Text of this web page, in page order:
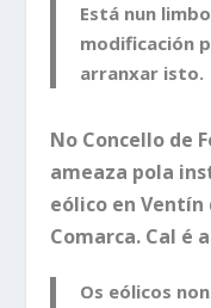
Está nun
modificación
arranxar isto.
No Concello de
ameaza pola
eólico en Ventín
Comarca. Cal é
Os eólicos